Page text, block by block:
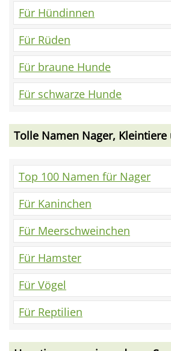
Für Hündinnen
Für Rüden
Für braune Hunde
Für schwarze Hunde
Tolle Namen Nager, Kleintiere
Top 100 Namen für Nager
Für Kaninchen
Für Meerschweinchen
Für Hamster
Für Vögel
Für Reptilien